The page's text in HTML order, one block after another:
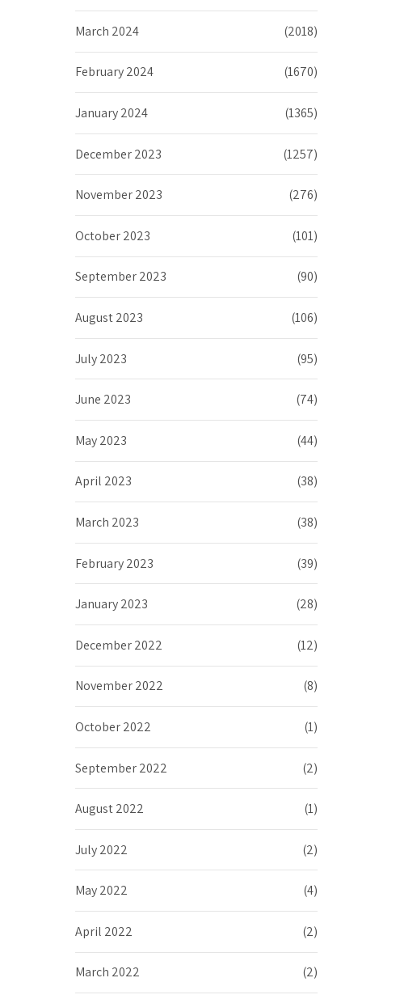
March 2024 (2018)
February 2024 (1670)
January 2024 (1365)
December 2023 (1257)
November 2023 (276)
October 2023 (101)
September 2023 (90)
August 2023 (106)
July 2023 (95)
June 2023 (74)
May 2023 (44)
April 2023 (38)
March 2023 (38)
February 2023 (39)
January 2023 (28)
December 2022 (12)
November 2022 (8)
October 2022 (1)
September 2022 (2)
August 2022 (1)
July 2022 (2)
May 2022 (4)
April 2022 (2)
March 2022 (2)